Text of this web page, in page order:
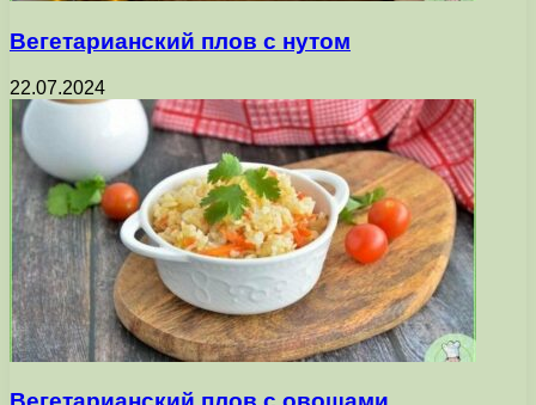
Вегетарианский плов с нутом
22.07.2024